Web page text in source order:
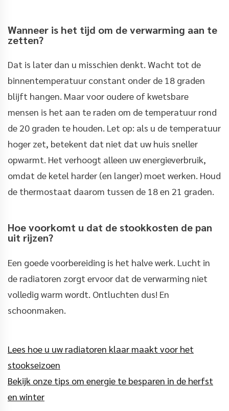
Wanneer is het tijd om de verwarming aan te
zetten?
Dat is later dan u misschien denkt. Wacht tot de
binnentemperatuur constant onder de 18 graden
blijft hangen. Maar voor oudere of kwetsbare
mensen is het aan te raden om de temperatuur rond
de 20 graden te houden. Let op: als u de temperatuur
hoger zet, betekent dat niet dat uw huis sneller
opwarmt. Het verhoogt alleen uw energieverbruik,
omdat de ketel harder (en langer) moet werken. Houd
de thermostaat daarom tussen de 18 en 21 graden.
Hoe voorkomt u dat de stookkosten de pan
uit rijzen?
Een goede voorbereiding is het halve werk. Lucht in
de radiatoren zorgt ervoor dat de verwarming niet
volledig warm wordt. Ontluchten dus! En
schoonmaken.
Lees hoe u uw radiatoren klaar maakt voor het
stookseizoen
Bekijk onze tips om energie te besparen in de herfst
en winter